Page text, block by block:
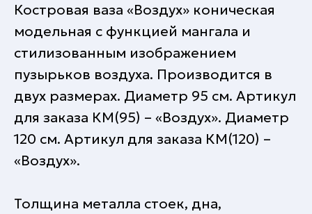
Костровая ваза «Воздух» коническая
модельная с функцией мангала и
стилизованным изображением
пузырьков воздуха. Производится в
двух размерах. Диаметр 95 см. Артикул
для заказа КМ(95) – «Воздух». Диаметр
120 см. Артикул для заказа КМ(120) –
«Воздух».
Толщина металла стоек, дна,